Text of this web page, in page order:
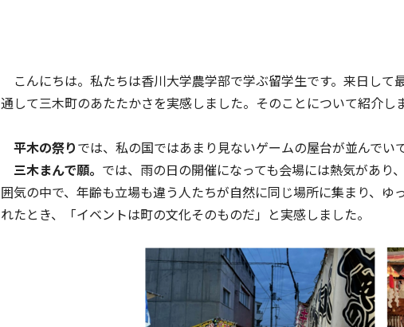
こんにちは。私たちは香川大学農学部で学ぶ留学生です。来日して
通して三木町のあたたかさを実感しました。そのことについて紹介しま
平木の祭りでは、私の国ではあまり見ないゲームの屋台が並んでい
三木まんで願。 では、雨の日の開催になっても会場には熱気があり
囲気の中で、年齢も立場も違う人たちが自然に同じ場所に集まり、
れたとき、「イベントは町の文化そのものだ」と実感しました。